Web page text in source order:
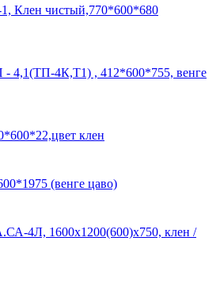
Клен чистый,770*600*680
- 4,1(ТП-4К,Т1) , 412*600*755, венге
клен
(венге цаво)
4Л, 1600х1200(600)х750, клен /